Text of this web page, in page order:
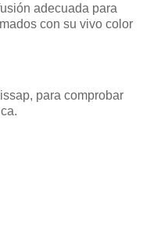
adecuada para
con su vivo color
para comprobar